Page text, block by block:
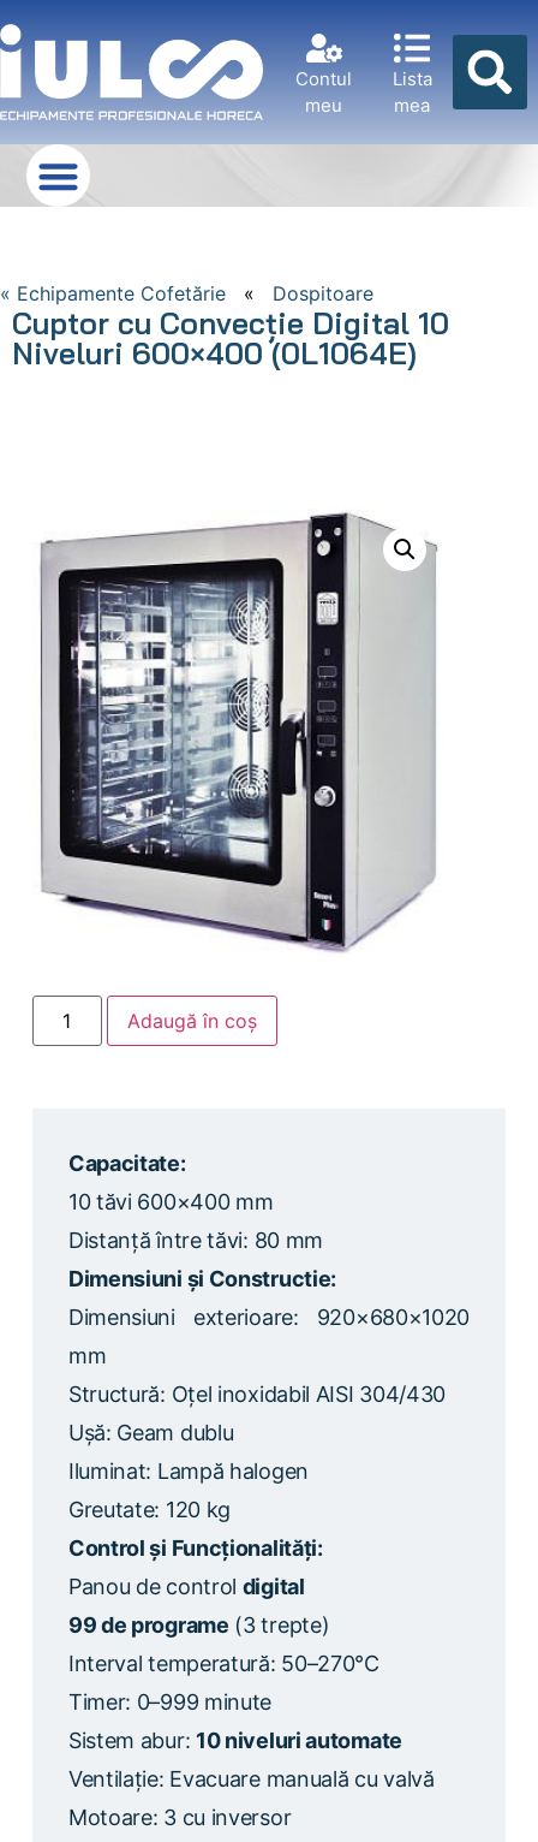
Contul
meu
Lista
mea
« Echipamente Cofetărie « Dospitoare
Cuptor cu Convecție Digital 10
Niveluri 600×400 (0L1064E)
Adaugă în coș
Capacitate:
10 tăvi 600×400 mm
Distanță între tăvi: 80 mm
Dimensiuni și Constructie:
Dimensiuni exterioare: 920×680×1020
mm
Structură: Oțel inoxidabil AISI 304/430
Ușă: Geam dublu
Iluminat: Lampă halogen
Greutate: 120 kg
Control și Funcționalități:
Panou de control digital
99 de programe (3 trepte)
Interval temperatură: 50–270°C
Timer: 0–999 minute
Sistem abur: 10 niveluri automate
Ventilație: Evacuare manuală cu valvă
Motoare: 3 cu inversor